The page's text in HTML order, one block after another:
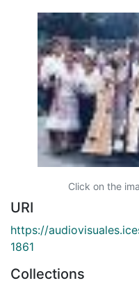
Click on the
URI
https://
1861
Collections